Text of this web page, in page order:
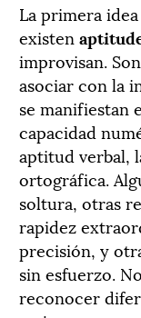
La primera
existen
improvisan.
asociar con la
se manifiestan
capacidad
aptitud verbal,
ortográfica.
soltura, otras
rapidez
precisión, y
sin esfuerzo.
reconocer